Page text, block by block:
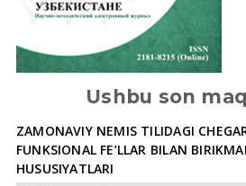
Ushbu son
ZAMONAVIY NEMIS TILIDAGI
FUNKSIONAL FE’LLAR BILAN
HUSUSIYATLARI